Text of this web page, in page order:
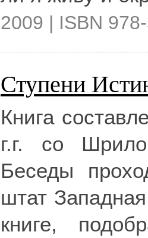
2009 | ISBN
Ступени
Книга
г.г. со
Беседы
штат
книге,